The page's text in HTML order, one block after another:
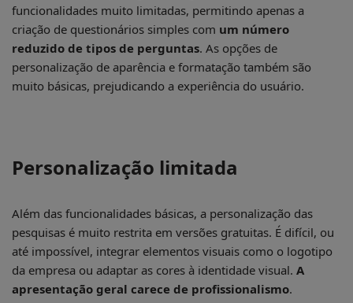
funcionalidades muito limitadas, permitindo apenas a
criação de questionários simples com um número
reduzido de tipos de perguntas. As opções de
personalização de aparência e formatação também são
muito básicas, prejudicando a experiência do usuário.
Personalização limitada
Além das funcionalidades básicas, a personalização das
pesquisas é muito restrita em versões gratuitas. É difícil, ou
até impossível, integrar elementos visuais como o logotipo
da empresa ou adaptar as cores à identidade visual. A
apresentação geral carece de profissionalismo.